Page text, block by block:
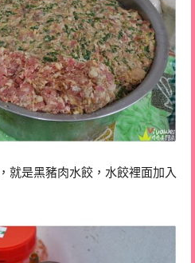
就是黑豬肉水餃，水餃裡面加入